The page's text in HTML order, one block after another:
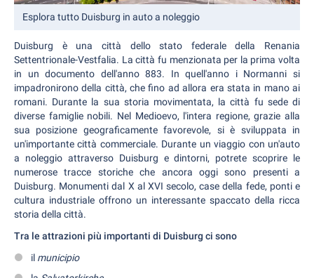
Esplora tutto Duisburg in auto a noleggio
Duisburg è una città dello stato federale della Renania
Settentrionale-Vestfalia. La città fu menzionata per la prima volta
in un documento dell'anno 883. In quell'anno i Normanni si
impadronirono della città, che fino ad allora era stata in mano ai
romani. Durante la sua storia movimentata, la città fu sede di
diverse famiglie nobili. Nel Medioevo, l'intera regione, grazie alla
sua posizione geograficamente favorevole, si è sviluppata in
un'importante città commerciale. Durante un viaggio con un'auto
a noleggio attraverso Duisburg e dintorni, potrete scoprire le
numerose tracce storiche che ancora oggi sono presenti a
Duisburg. Monumenti dal X al XVI secolo, case della fede, ponti e
cultura industriale offrono un interessante spaccato della ricca
storia della città.
Tra le attrazioni più importanti di Duisburg ci sono
il municipio